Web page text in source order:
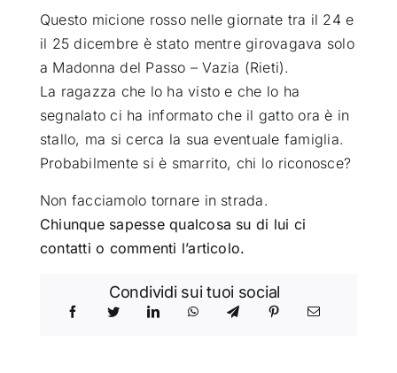
Questo micione rosso nelle giornate tra il 24 e
il 25 dicembre è stato mentre girovagava solo
a Madonna del Passo – Vazia (Rieti).
La ragazza che lo ha visto e che lo ha
segnalato ci ha informato che il gatto ora è in
stallo, ma si cerca la sua eventuale famiglia.
Probabilmente si è smarrito, chi lo riconosce?
Non facciamolo tornare in strada.
Chiunque sapesse qualcosa su di lui ci
contatti o commenti l’articolo.
Condividi sui tuoi social